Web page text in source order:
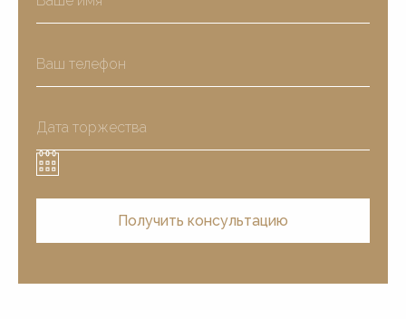
Получить консультацию